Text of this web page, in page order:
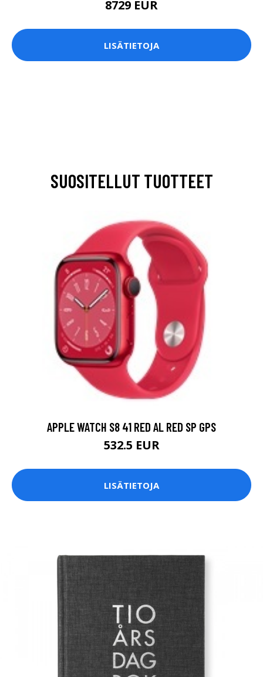
8729 EUR
LISÄTIETOJA
SUOSITELLUT TUOTTEET
APPLE WATCH S8 41 RED AL RED SP GPS
532.5 EUR
LISÄTIETOJA